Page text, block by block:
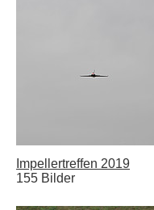
Impellertreffen 2019
155 Bilder